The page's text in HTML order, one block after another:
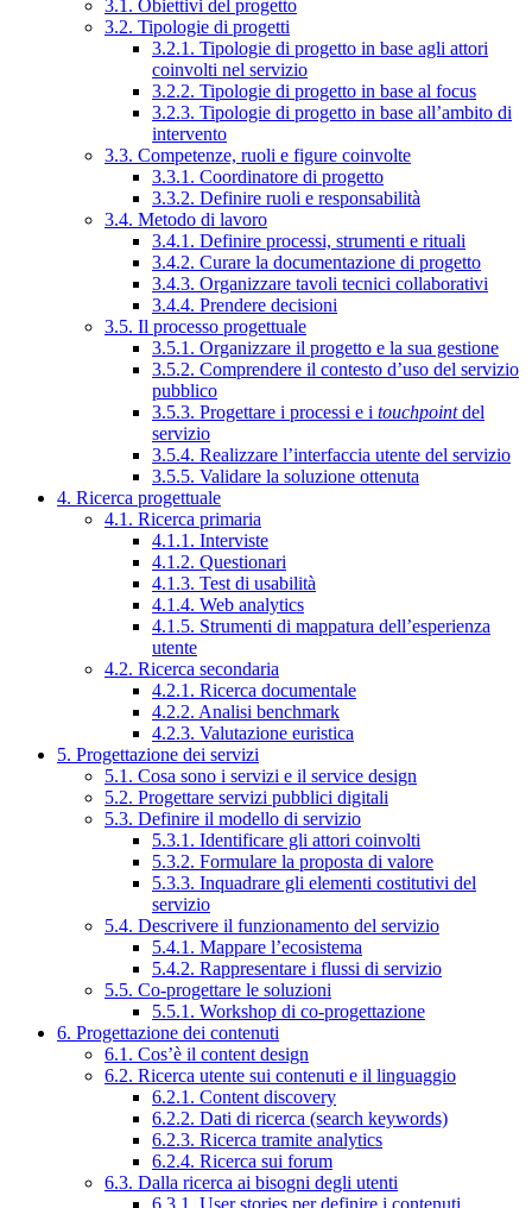
3.1. Obiettivi del progetto
3.2. Tipologie di progetti
3.2.1. Tipologie di progetto in base agli attori
coinvolti nel servizio
3.2.2. Tipologie di progetto in base al focus
3.2.3. Tipologie di progetto in base all’ambito di
intervento
3.3. Competenze, ruoli e figure coinvolte
3.3.1. Coordinatore di progetto
3.3.2. Definire ruoli e responsabilità
3.4. Metodo di lavoro
3.4.1. Definire processi, strumenti e rituali
3.4.2. Curare la documentazione di progetto
3.4.3. Organizzare tavoli tecnici collaborativi
3.4.4. Prendere decisioni
3.5. Il processo progettuale
3.5.1. Organizzare il progetto e la sua gestione
3.5.2. Comprendere il contesto d’uso del servizio
pubblico
3.5.3. Progettare i processi e i touchpointdel
servizio
3.5.4. Realizzare l’interfaccia utente del servizio
3.5.5. Validare la soluzione ottenuta
4. Ricerca progettuale
4.1. Ricerca primaria
4.1.1. Interviste
4.1.2. Questionari
4.1.3. Test di usabilità
4.1.4. Web analytics
4.1.5. Strumenti di mappatura dell’esperienza
utente
4.2. Ricerca secondaria
4.2.1. Ricerca documentale
4.2.2. Analisi benchmark
4.2.3. Valutazione euristica
5. Progettazione dei servizi
5.1. Cosa sono i servizi e il service design
5.2. Progettare servizi pubblici digitali
5.3. Definire il modello di servizio
5.3.1. Identificare gli attori coinvolti
5.3.2. Formulare la proposta di valore
5.3.3. Inquadrare gli elementi costitutivi del
servizio
5.4. Descrivere il funzionamento del servizio
5.4.1. Mappare l’ecosistema
5.4.2. Rappresentare i flussi di servizio
5.5. Co-progettare le soluzioni
5.5.1. Workshop di co-progettazione
6. Progettazione dei contenuti
6.1. Cos’è il content design
6.2. Ricerca utente sui contenuti e il linguaggio
6.2.1. Content discovery
6.2.2. Dati di ricerca (search keywords)
6.2.3. Ricerca tramite analytics
6.2.4. Ricerca sui forum
6.3. Dalla ricerca ai bisogni degli utenti
6.3.1. User stories per definire i contenuti